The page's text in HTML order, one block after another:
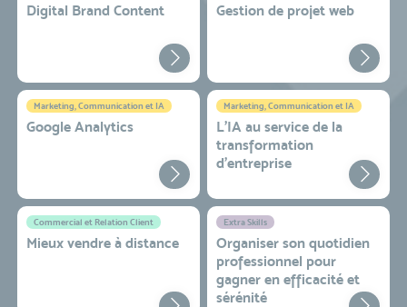
Digital Brand Content Gestion de projet web
Marketing, Communication et IA
Google Analytics
Marketing, Communication et IA
L'IA au service de la
transformation
d'entreprise
Commercial et Relation Client
Mieux vendre à distance
Extra Skills
Organiser son quotidien
professionnel pour
gagner en efficacité et
sérénité